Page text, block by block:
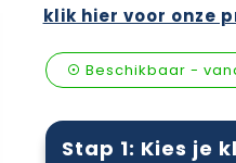
klik hier voor onze
Beschikbaar -
Stap 1: Kies je